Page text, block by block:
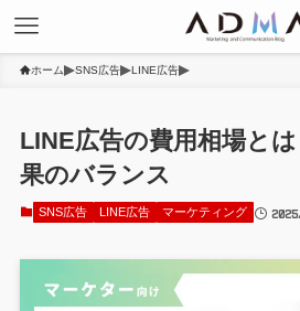
ホーム SNS広告 LINE広告
LINE広告の費用相場と
果のバランス
SNS広告 LINE広告 マーケティング